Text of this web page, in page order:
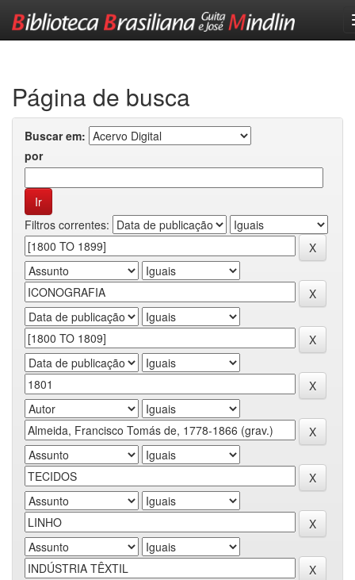
Página de busca
Buscar em:
por
Filtros correntes: